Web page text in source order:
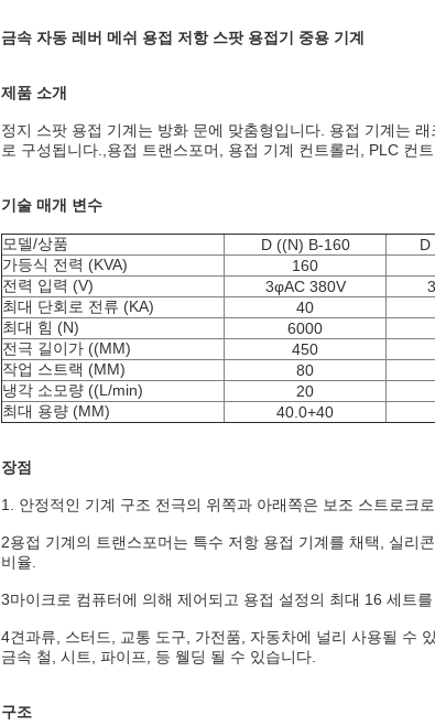
금속 자동 레버 메쉬 용접 저항 스팟 용접기 중용 기계
제품 소개
정지 스팟 용접 기계는 방화 문에 맞춤형입니다. 용접 기계는
로 구성됩니다.,용접 트랜스포머, 용접 기계 컨트롤러, PLC 컨
기술 매개 변수
모델/상품 D ((N) B-160 D
가등식 전력 (KVA)
160
전력 입력 (V)
3φAC 380V
최대 단회로 전류 (KA)
40
최대 힘 (N)
6000
전극 길이가 ((MM)
450
작업 스트랙 (MM)
80
냉각 소모량 ((L/min)
20
최대 용량 (MM)
40.0+40
장점
1. 안정적인 기계 구조 전극의 위쪽과 아래쪽은 보조 스트로크
2용접 기계의 트랜스포머는 특수 저항 용접 기계를 채택, 실리
비율.
3마이크로 컴퓨터에 의해 제어되고 용접 설정의 최대 16 세트
4견과류, 스터드, 교통 도구, 가전품, 자동차에 널리 사용될 수
금속 철, 시트, 파이프, 등 웰딩 될 수 있습니다.
구조